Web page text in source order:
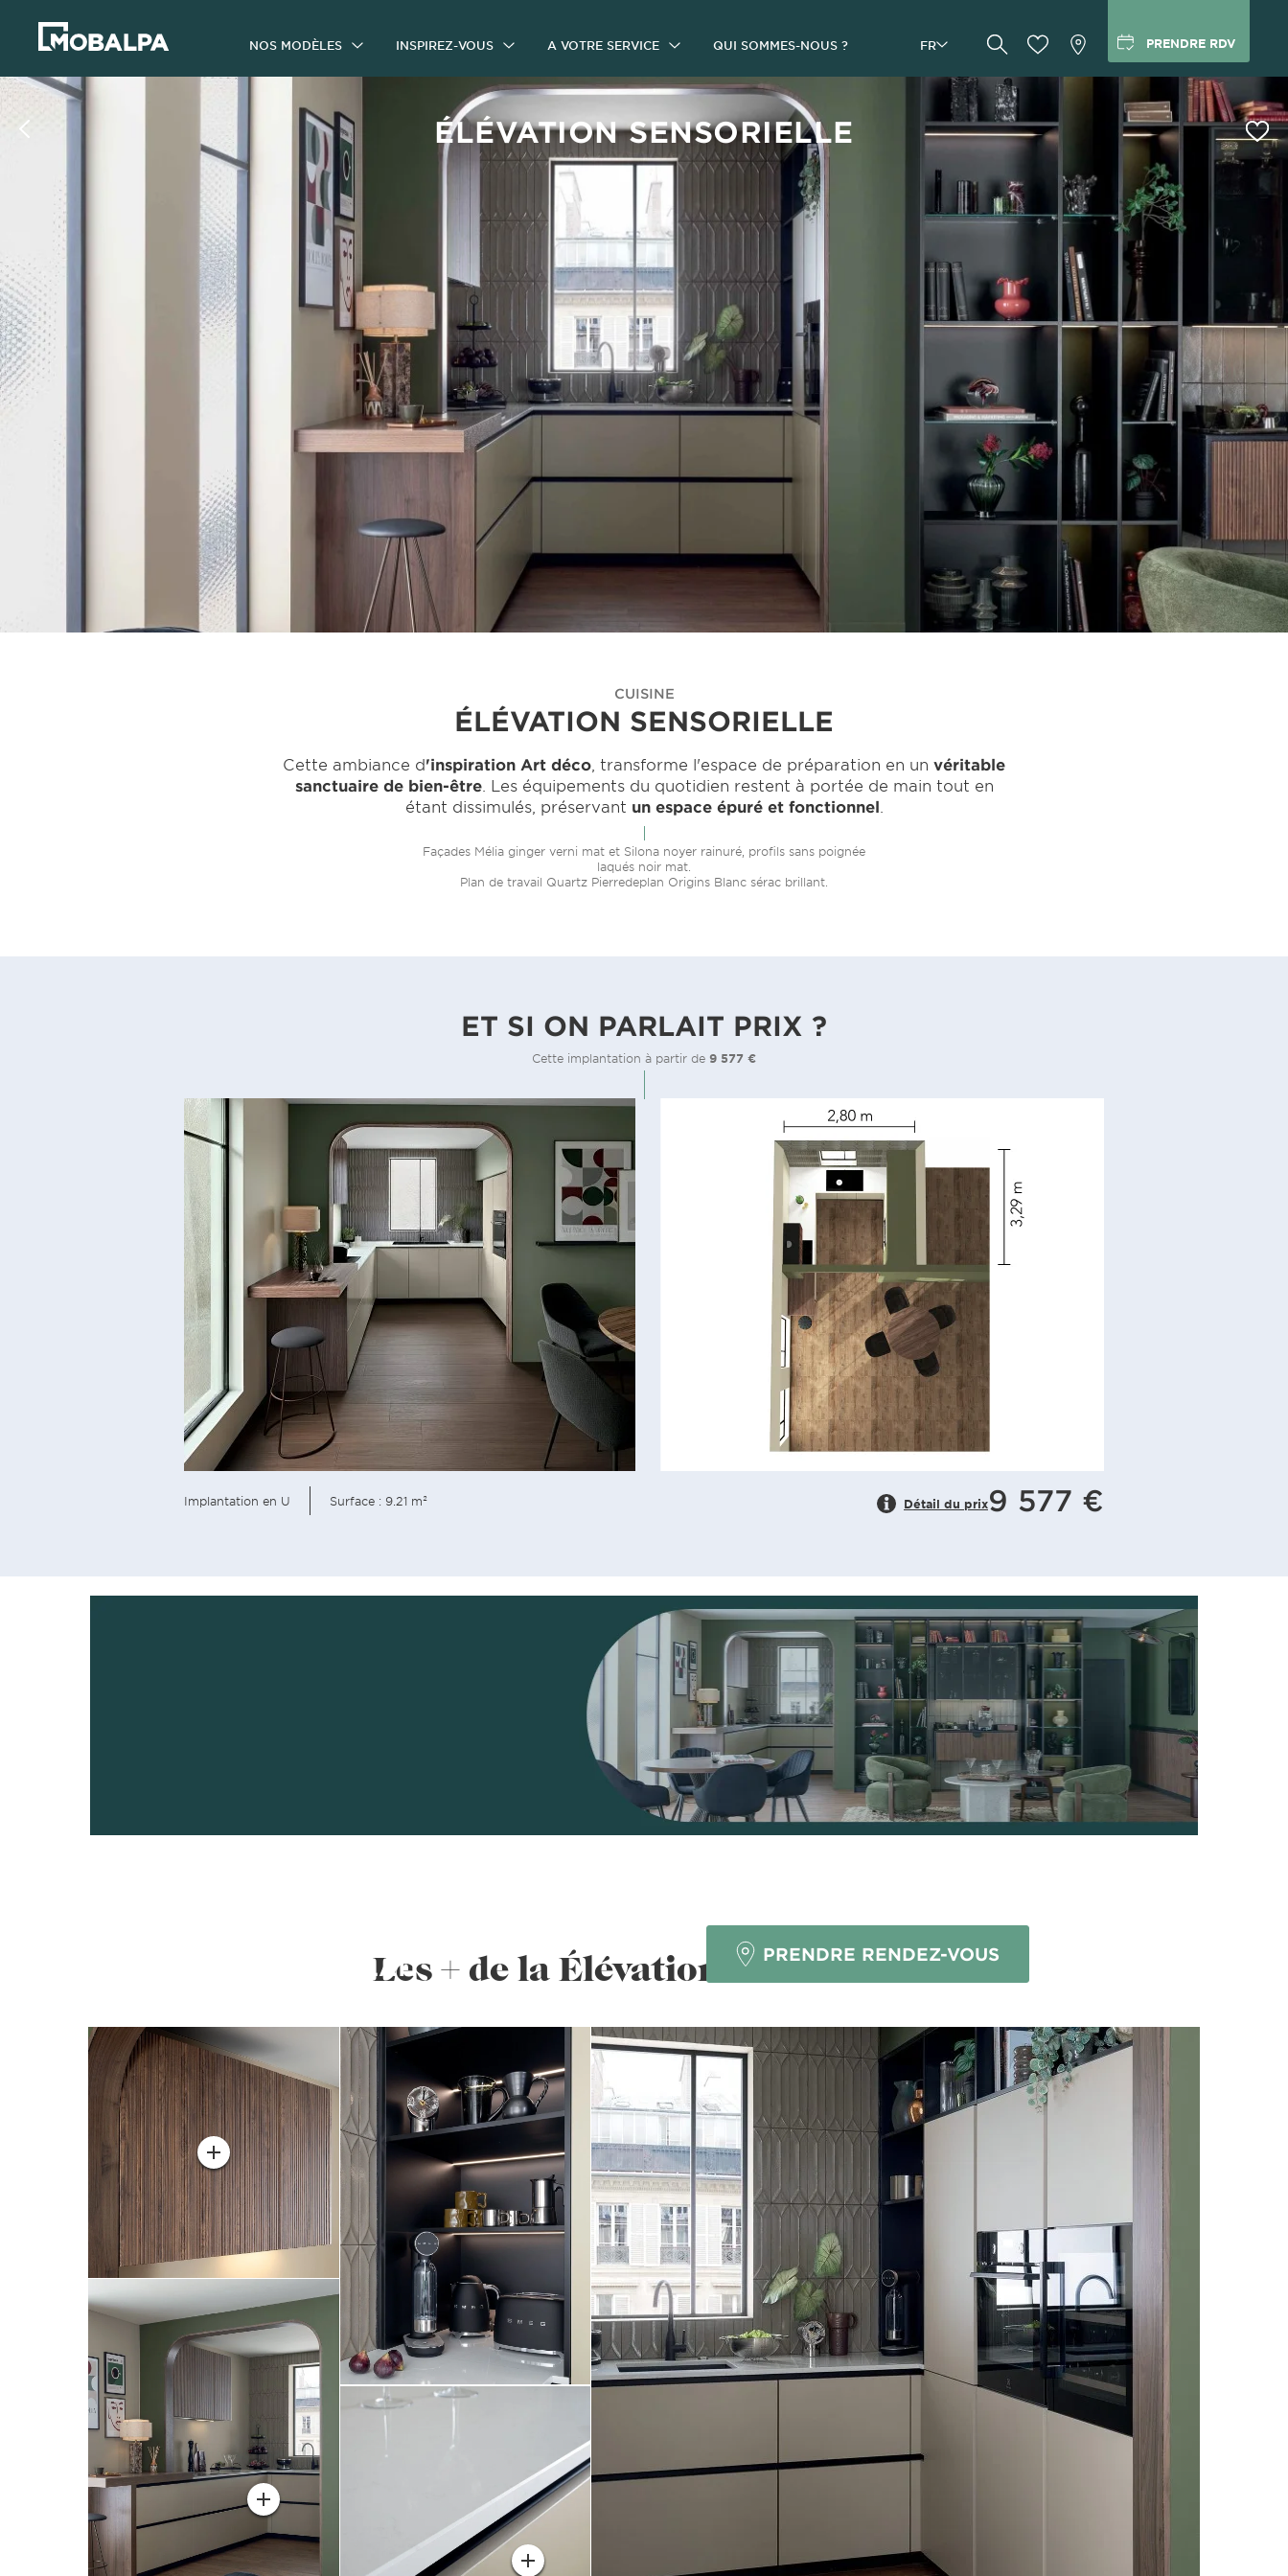
NOS MODÈLES INSPIREZ-VOUS A VOTRE SERVICE QUI SOMMES-NOUS ? FR PRENDRE RDV
ÉLÉVATION SENSORIELLE
CUISINE
ÉLÉVATION SENSORIELLE
Cette ambiance d'inspiration Art déco , transforme l'espace de préparation en un véritable
sanctuaire de bien-être. Les équipements du quotidien restent à portée de main tout en
étant dissimulés, préservant un espace épuré et fonctionnel
Façades Mélia ginger verni mat et Silona noyer rainuré, profils sans poignée
laqués noir mat.
Plan de travail Quartz Pierredeplan Origins Blanc sérac brillant.
ET SI ON PARLAIT PRIX ?
Cette implantation à partir de 9 577 €
Implantation en U Surface : 9.21 m² Détail du prix9 577 €
VOUS PLAÎT ?
PRENDRE RENDEZ-VOUS
Les + de la Élévation sensorielle